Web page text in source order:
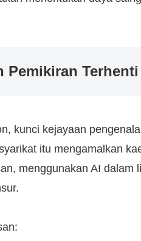
Pemikiran Terhenti
kunci kejayaan
itu mengamalkan
menggunakan AI dalam